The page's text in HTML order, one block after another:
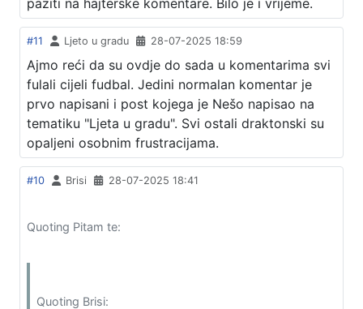
paziti na hajterske komentare. Bilo je i vrijeme.
#11 Ljeto u gradu 28-07-2025 18:59
Ajmo reći da su ovdje do sada u komentarima svi
fulali cijeli fudbal. Jedini normalan komentar je
prvo napisani i post kojega je Nešo napisao na
tematiku "Ljeta u gradu". Svi ostali draktonski su
opaljeni osobnim frustracijama.
#10 Brisi 28-07-2025 18:41
Quoting Pitam te:
Quoting Brisi: